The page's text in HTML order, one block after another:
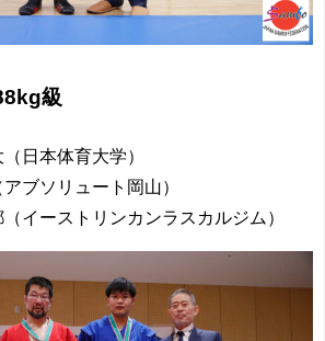
級
本体育大学）
ソリュート岡山）
ーストリンカンラスカルジム）